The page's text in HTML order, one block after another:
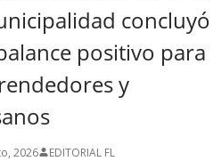
concluyó
positivo para
y
2026 EDITORIAL FL